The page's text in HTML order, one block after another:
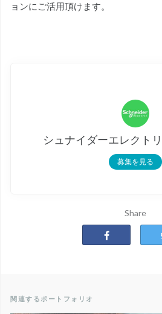
ョンにご活用頂けます。
シュナイダーエレクト
募集を見る
Share
関連するポートフォリオ